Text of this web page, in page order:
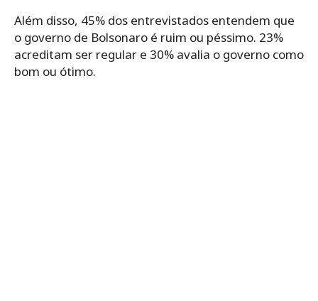
Além disso, 45% dos entrevistados entendem que
o governo de Bolsonaro é ruim ou péssimo. 23%
acreditam ser regular e 30% avalia o governo como
bom ou ótimo.